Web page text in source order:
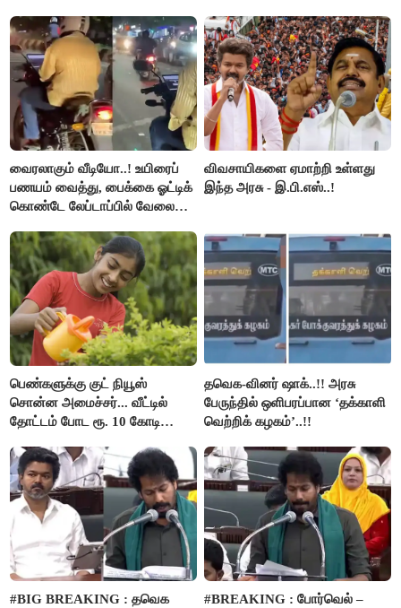
வைரலாகும் வீடியோ..! உயிரைப்
பணயம் வைத்து, பைக்கை ஓட்டிக்
கொண்டே லேப்டாப்பில் வேலை
விவசாயிகளை ஏமாற்றி உள்ளது
இந்த அரசு - இ.பி.எஸ்..!
பெண்களுக்கு குட் நியூஸ்
சொன்ன அமைச்சர்... வீட்டில்
தோட்டம் போட ரூ. 10 கோடி
தவெக-வினர் ஷாக்..!! அரசு
பேருந்தில் ஒளிபரப்பான ‘தக்காளி
வெற்றிக் கழகம்’..!!
#BIG BREAKING : தவெக
#BREAKING : போர்வெல் –